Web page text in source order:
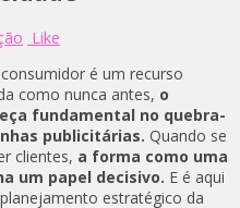
Like
é um recurso
como nunca antes, o
fundamental no quebra-
publicitárias. Quando se
clientes, a forma como uma
um papel decisivo. E é aqui
estratégico da